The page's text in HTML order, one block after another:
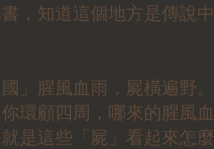
，知道這個地方是傳說
」腥風血雨，屍橫遍野
環顧四周，哪來的腥風
是這些「屍」看起來怎